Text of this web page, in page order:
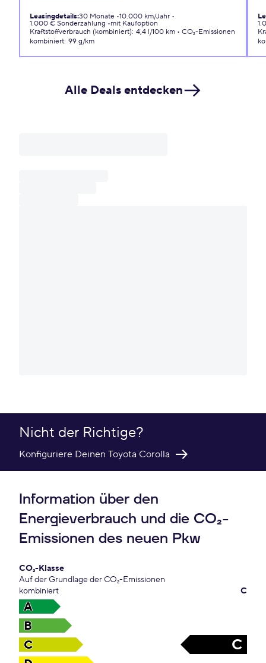
Leasingdetails:30 Monate 10.000 km/Jahr
1.000 € Sonderzahlung
mit Kaufoption
Kraftstoffverbrauch (kombiniert): 4,4 l/100 km
CO₂-Emissionen
kombiniert: 99 g/km
Alle Deals entdecken
Nicht der Richtige?
Konfiguriere Deinen Toyota Corolla
Information über den
Energieverbrauch und die CO₂-
Emissionen des neuen Pkw
CO₂-Klasse
Auf der Grundlage der CO₂-Emissionen
kombiniert
C
A
B
C
C